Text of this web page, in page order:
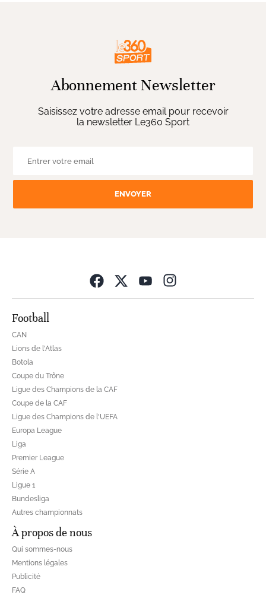
Abonnement Newsletter
Saisissez votre adresse email pour recevoir
la newsletter Le360 Sport
ENVOYER
Football
CAN
Lions de l'Atlas
Botola
Coupe du Trône
Ligue des Champions de la CAF
Coupe de la CAF
Ligue des Champions de l'UEFA
Europa League
Liga
Premier League
Série A
Ligue 1
Bundesliga
Autres championnats
À propos de nous
Qui sommes-nous
Mentions légales
Publicité
FAQ